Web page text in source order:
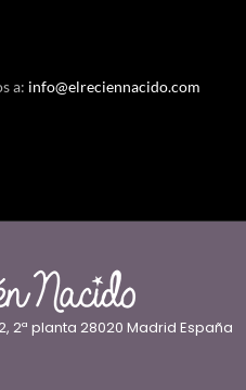
a: info@elreciennacido.com
2ª planta 28020 Madrid España